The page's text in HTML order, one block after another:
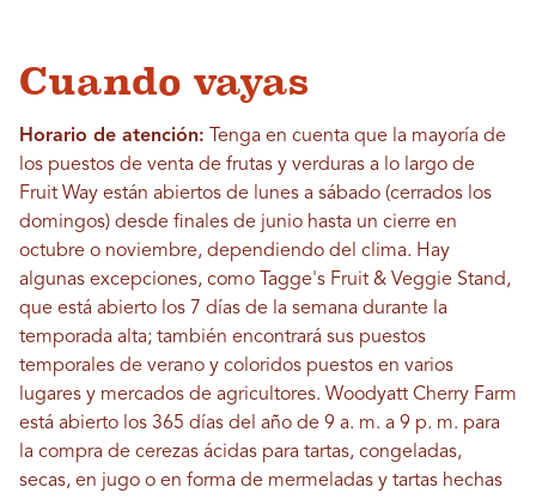
Cuando vayas
Horario de atención: Tenga en cuenta que la mayoría de
los puestos de venta de frutas y verduras a lo largo de
Fruit Way están abiertos de lunes a sábado (cerrados los
domingos) desde finales de junio hasta un cierre en
octubre o noviembre, dependiendo del clima. Hay
algunas excepciones, como Tagge's Fruit & Veggie Stand,
que está abierto los 7 días de la semana durante la
temporada alta; también encontrará sus puestos
temporales de verano y coloridos puestos en varios
lugares y mercados de agricultores. Woodyatt Cherry Farm
está abierto los 365 días del año de 9 a. m. a 9 p. m. para
la compra de cerezas ácidas para tartas, congeladas,
secas, en jugo o en forma de mermeladas y tartas hechas